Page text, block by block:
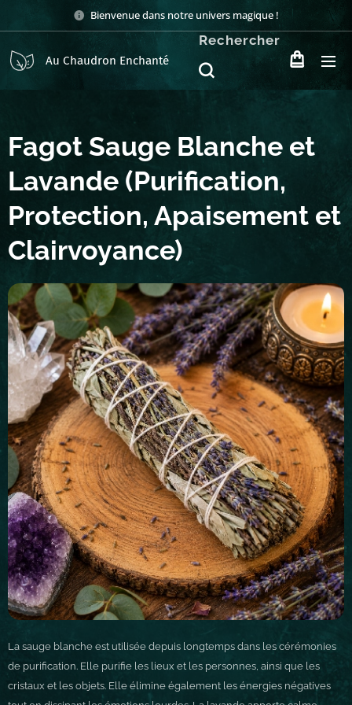
Bienvenue dans notre univers magique !
Au Chaudron Enchanté
Rechercher
Fagot Sauge Blanche et
Lavande (Purification,
Protection, Apaisement et
Clairvoyance)
La sauge blanche est utilisée depuis longtemps dans les cérémonies
de purification. Elle purifie les lieux et les personnes, ainsi que les
cristaux et les objets. Elle élimine également les énergies négatives